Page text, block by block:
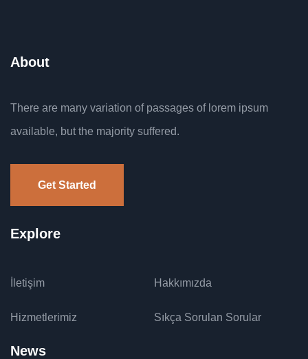
About
There are many variation of passages of lorem ipsum
available, but the majority suffered.
Get Started
Explore
İletişim Hakkımızda
Hizmetlerimiz Sıkça Sorulan Sorular
News